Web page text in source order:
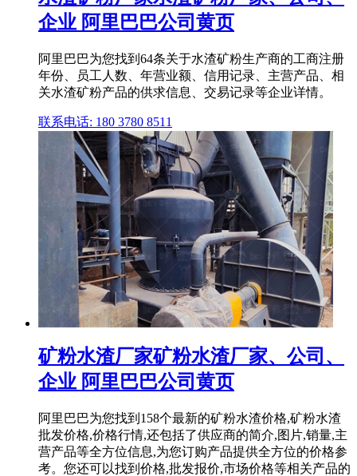
企业 阿里巴巴公司黄页
阿里巴巴为您找到64条关于水渣矿粉生产商的工商注册
年份、员工人数、年营业额、信用记录、主营产品、相
关水渣矿粉产品的供求信息、交易记录等企业详情。
联系电话: 180 3780 8511
矿粉水渣厂家矿粉水渣厂家、公司、
企业 阿里巴巴公司黄页
阿里巴巴为您找到158个最新的矿粉水渣价格,矿粉水渣
批发价格,价格行情,还包括了供应商的简介,图片,销量,主
营产品等全方位信息,为您订购产品提供全方位的价格参
考。您还可以找到价格,批发报价,市场价格等相关产品的